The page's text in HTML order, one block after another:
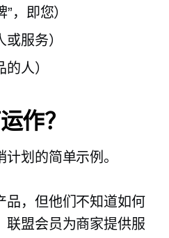
，即您）
服务）
人）
作？
划的简单示例。
品，但他们不知道如何
联盟会员为商家提供服